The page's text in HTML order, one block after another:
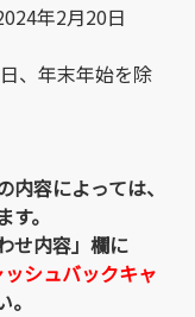
年2月20日
、年末年始を除
容によっては、
。
せ内容」欄に
シュバックキャ